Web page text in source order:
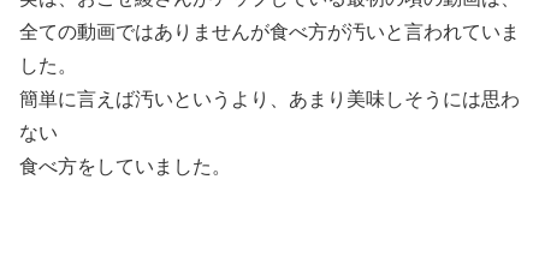
全ての動画ではありませんが食べ方が汚いと言われていま
した。
簡単に言えば汚いというより、あまり美味しそうには思わ
ない
食べ方をしていました。